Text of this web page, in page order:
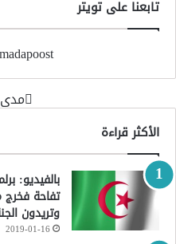
تابعنا على تويتر
الأكثر قراءة
بالفيديو:
تفاحة فخرج
وتريدون
2019-01-16